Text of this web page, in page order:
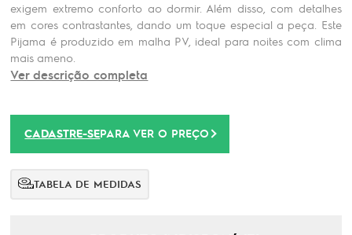
exigem extremo conforto ao dormir. Além disso, com detalhes
em cores contrastantes, dando um toque especial a peça. Este
Pijama é produzido em malha PV, ideal para noites com clima
mais ameno.
Ver descrição completa
CADASTRE-SEPARA VER O PREÇO
TABELA DE MEDIDAS